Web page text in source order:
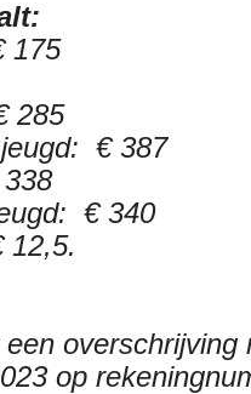
175
285
€ 387
€ 340
12,5.
op